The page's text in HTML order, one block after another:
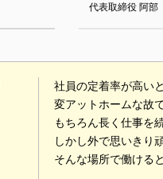
代表取締役 阿
社員の定着率が高い
変アットホームな故
もちろん長く仕事を
しかし外で思いきり
そんな場所で働ける